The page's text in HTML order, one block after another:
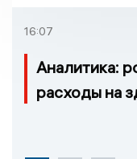
16:07
Аналитика:
расходы на